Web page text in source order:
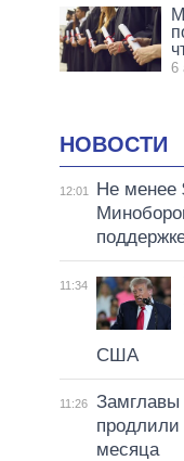
6
НОВОСТИ
12:01
Не менее
11:34
США
11:26
Замглавы
продлили
месяца